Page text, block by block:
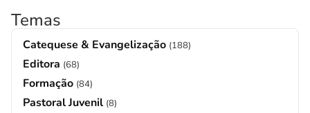
Temas
Catequese & Evangelização (188)
Editora (68)
Formação (84)
Pastoral Juvenil (8)